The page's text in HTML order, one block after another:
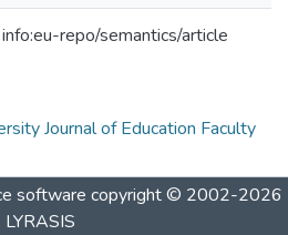
info:eu-repo/semantics/article
Journal of Education Faculty
software copyright © 2002-2026
LYRASIS